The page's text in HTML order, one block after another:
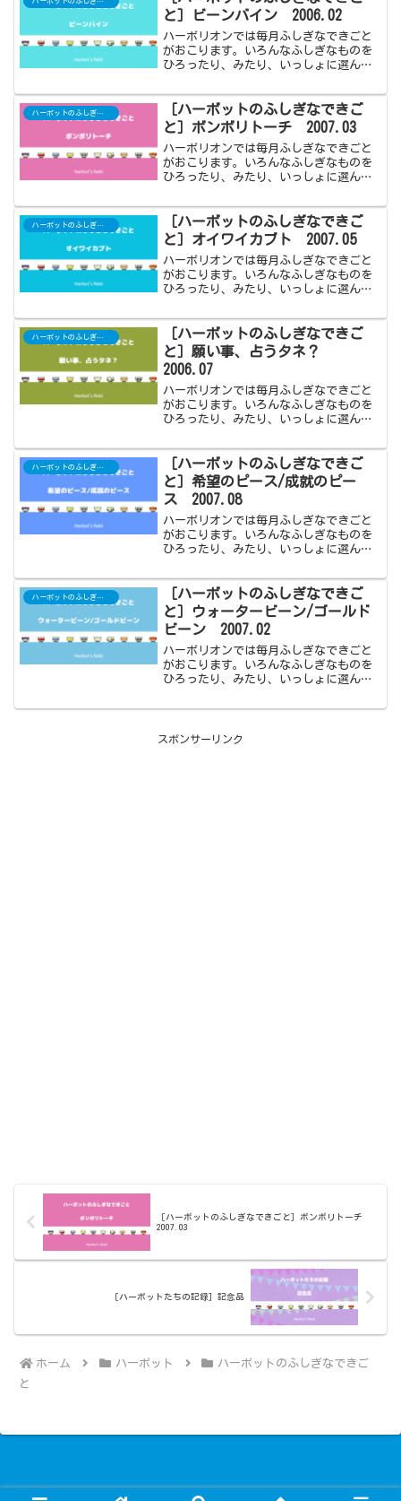
と］ビーンバイン 2006.02
ハーボリオンでは毎月ふしぎなできごと
がおこります。いろんなふしぎなものを
ひろったり、みたり、いっしょに選んで
です。
ハーボットのふしぎなできごと
［ハーボットのふしぎなできご
と］ボンボリトーチ 2007.03
ハーボリオンでは毎月ふしぎなできごと
がおこります。いろんなふしぎなものを
ひろったり、みたり、いっしょに選んで
チです。
ハーボットのふしぎなできごと
［ハーボットのふしぎなできご
と］オイワイカブト 2007.05
ハーボリオンでは毎月ふしぎなできごと
がおこります。いろんなふしぎなものを
ひろったり、みたり、いっしょに選んで
トです。
ハーボットのふしぎなできごと
［ハーボットのふしぎなできご
と］願い事、占うタネ？
2006.07
ハーボリオンでは毎月ふしぎなできごと
がおこります。いろんなふしぎなものを
ひろったり、みたり、いっしょに選んで
タネ？です。
ハーボットのふしぎなできごと
［ハーボットのふしぎなできご
と］希望のピース/成就のピー
ス 2007.08
ハーボリオンでは毎月ふしぎなできごと
がおこります。いろんなふしぎなものを
ひろったり、みたり、いっしょに選んで
ス/成就のピースです。
ハーボットのふしぎなできごと
［ハーボットのふしぎなできご
と］ウォータービーン/ゴールド
ビーン 2007.02
ハーボリオンでは毎月ふしぎなできごと
がおこります。いろんなふしぎなものを
ひろったり、みたり、いっしょに選んで
ーン/ゴールドビーンです。
スポンサーリンク
［ハーボットのふしぎなできごと］ボンボリトーチ
2007.03
［ハーボットたちの記録］記念品
ホーム ハーボット
ハーボットのふしぎなできご
と